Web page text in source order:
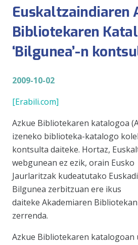
Euskaltzaindiaren
Bibliotekaren
‘Bilgunea’-n
2009-10-02
[Erabili.com]
Azkue Bibliotekaren katalogoa
izeneko biblioteka-katalogo
kontsulta daiteke. Hortaz,
webgunean ez ezik, orain Eusko
Jaurlaritzak kudeatutako
Bilgunea zerbitzuan ere ikus
daiteke Akademiaren
zerrenda.
Azkue Bibliotekaren katalogoan